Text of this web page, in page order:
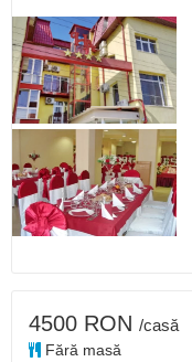
4500 RON /casă
Fără masă